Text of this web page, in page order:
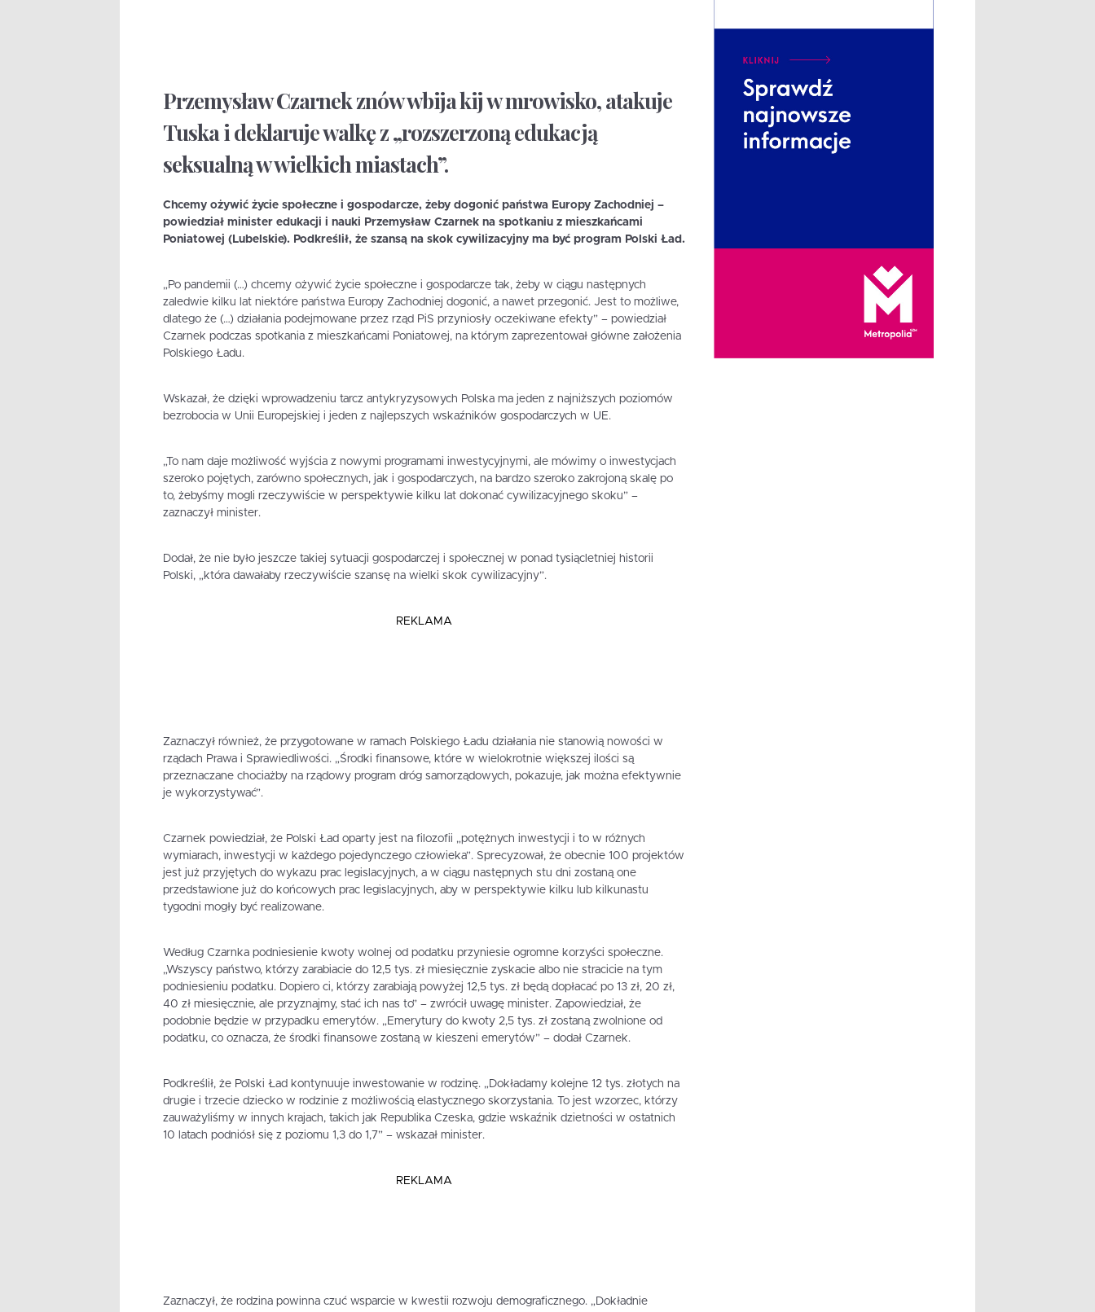
Przemysław Czarnek znów wbija kij w mrowisko, atakuje
Tuska i deklaruje walkę z „rozszerzoną edukacją
seksualną w wielkich miastach”.
Chcemy ożywić życie społeczne i gospodarcze, żeby dogonić państwa Europy Zachodniej –
powiedział minister edukacji i nauki Przemysław Czarnek na spotkaniu z mieszkańcami
Poniatowej (Lubelskie). Podkreślił, że szansą na skok cywilizacyjny ma być program Polski Ład.
„Po pandemii (…) chcemy ożywić życie społeczne i gospodarcze tak, żeby w ciągu następnych
zaledwie kilku lat niektóre państwa Europy Zachodniej dogonić, a nawet przegonić. Jest to możliwe,
dlatego że (…) działania podejmowane przez rząd PiS przyniosły oczekiwane efekty” – powiedział
Czarnek podczas spotkania z mieszkańcami Poniatowej, na którym zaprezentował główne założenia
Polskiego Ładu.
Wskazał, że dzięki wprowadzeniu tarcz antykryzysowych Polska ma jeden z najniższych poziomów
bezrobocia w Unii Europejskiej i jeden z najlepszych wskaźników gospodarczych w UE.
„To nam daje możliwość wyjścia z nowymi programami inwestycyjnymi, ale mówimy o inwestycjach
szeroko pojętych, zarówno społecznych, jak i gospodarczych, na bardzo szeroko zakrojoną skalę po
to, żebyśmy mogli rzeczywiście w perspektywie kilku lat dokonać cywilizacyjnego skoku” –
zaznaczył minister.
Dodał, że nie było jeszcze takiej sytuacji gospodarczej i społecznej w ponad tysiącletniej historii
Polski, „która dawałaby rzeczywiście szansę na wielki skok cywilizacyjny”.
REKLAMA
Zaznaczył również, że przygotowane w ramach Polskiego Ładu działania nie stanowią nowości w
rządach Prawa i Sprawiedliwości. „Środki finansowe, które w wielokrotnie większej ilości są
przeznaczane chociażby na rządowy program dróg samorządowych, pokazuje, jak można efektywnie
je wykorzystywać”.
Czarnek powiedział, że Polski Ład oparty jest na filozofii „potężnych inwestycji i to w różnych
wymiarach, inwestycji w każdego pojedynczego człowieka”. Sprecyzował, że obecnie 100 projektów
jest już przyjętych do wykazu prac legislacyjnych, a w ciągu następnych stu dni zostaną one
przedstawione już do końcowych prac legislacyjnych, aby w perspektywie kilku lub kilkunastu
tygodni mogły być realizowane.
Według Czarnka podniesienie kwoty wolnej od podatku przyniesie ogromne korzyści społeczne.
„Wszyscy państwo, którzy zarabiacie do 12,5 tys. zł miesięcznie zyskacie albo nie stracicie na tym
podniesieniu podatku. Dopiero ci, którzy zarabiają powyżej 12,5 tys. zł będą dopłacać po 13 zł, 20 zł,
40 zł miesięcznie, ale przyznajmy, stać ich nas to” – zwrócił uwagę minister. Zapowiedział, że
podobnie będzie w przypadku emerytów. „Emerytury do kwoty 2,5 tys. zł zostaną zwolnione od
podatku, co oznacza, że środki finansowe zostaną w kieszeni emerytów” – dodał Czarnek.
Podkreślił, że Polski Ład kontynuuje inwestowanie w rodzinę. „Dokładamy kolejne 12 tys. złotych na
drugie i trzecie dziecko w rodzinie z możliwością elastycznego skorzystania. To jest wzorzec, którzy
zauważyliśmy w innych krajach, takich jak Republika Czeska, gdzie wskaźnik dzietności w ostatnich
10 latach podniósł się z poziomu 1,3 do 1,7” – wskazał minister.
REKLAMA
Zaznaczył, że rodzina powinna czuć wsparcie w kwestii rozwoju demograficznego. „Dokładnie